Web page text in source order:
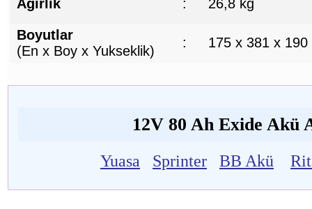
Ağırlık : 26,8 kg
Boyutlar
(En x Boy x Yukseklik)
: 175 x 381 x 190
12V 80 Ah Exide Akü
Yuasa Sprinter BB Akü